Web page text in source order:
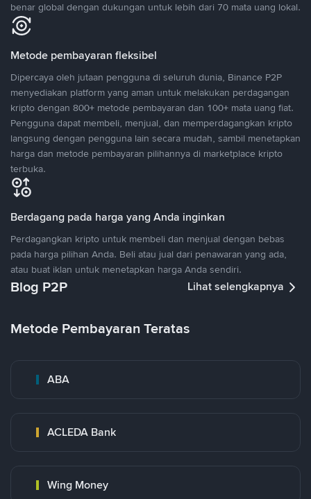
benar global dengan dukungan untuk lebih dari 70 mata uang lokal.
Metode pembayaran fleksibel
Dipercaya oleh jutaan pengguna di seluruh dunia, Binance P2P
menyediakan platform yang aman untuk melakukan perdagangan
kripto dengan 800+ metode pembayaran dan 100+ mata uang fiat.
Pengguna dapat membeli, menjual, dan memperdagangkan kripto
langsung dengan pengguna lain secara mudah, sambil menetapkan
harga dan metode pembayaran pilihannya di marketplace kripto
terbuka.
Berdagang pada harga yang Anda inginkan
Perdagangkan kripto untuk membeli dan menjual dengan bebas
pada harga pilihan Anda. Beli atau jual dari penawaran yang ada,
atau buat iklan untuk menetapkan harga Anda sendiri.
Blog P2P Lihat selengkapnya
Metode Pembayaran Teratas
ABA
ACLEDA Bank
Wing Money